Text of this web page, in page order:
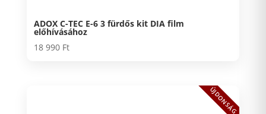
ADOX C-TEC E-6 3 fürdős kit DIA film
előhívásához
18 990 Ft
ÚJDONSÁG